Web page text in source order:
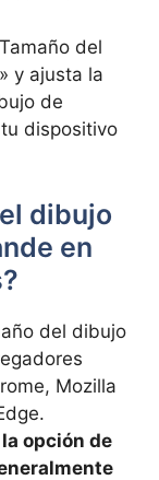
del
y ajusta la
de‌
dispositivo
dibujo
en
del dibujo
‌Mozilla
opción‌ de